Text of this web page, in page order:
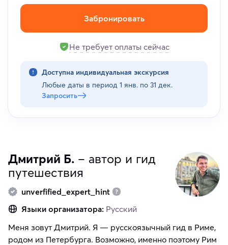
Забронировать
Не требует оплаты сейчас
Доступна индивидуальная экскурсия
Любые даты в период 1 янв. по 31 дек.
Запросить
Дмитрий Б. – автор и гид
путешествия
unverfified_expert_hint
Языки организатора: Русский
Меня зовут Дмитрий. Я — русскоязычный гид в Риме,
родом из Петербурга. Возможно, именно поэтому Рим